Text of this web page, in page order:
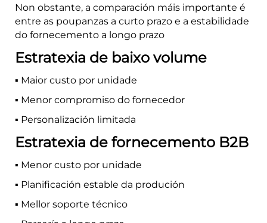
Non obstante, a comparación máis importante é
entre as poupanzas a curto prazo e a estabilidade
do fornecemento a longo prazo
Estratexia de baixo volume
▪️ Maior custo por unidade
▪️ Menor compromiso do fornecedor
▪️ Personalización limitada
Estratexia de fornecemento B2B
▪️ Menor custo por unidade
▪️ Planificación estable da produción
▪️ Mellor soporte técnico